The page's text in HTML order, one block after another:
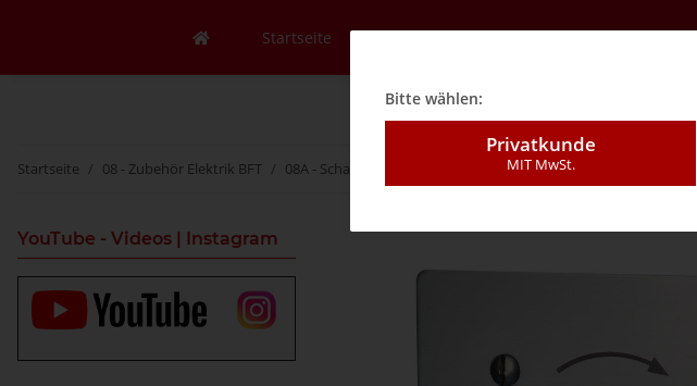
Startseite Mein Konto Kontakt Über Uns
Startseite 08 - Zubehör Elektrik BFT 08A - Schalter Feuerwehr Dreikantschalter UP 1S/1Ö rastend
YouTube - Videos | Instagram
Bitte wählen:
Privatkunde
MIT MwSt.